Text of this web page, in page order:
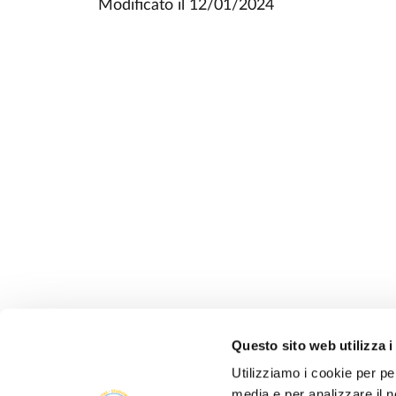
Questo sito web utilizza i
Utilizziamo i cookie per
Modificato il 12/01/2024